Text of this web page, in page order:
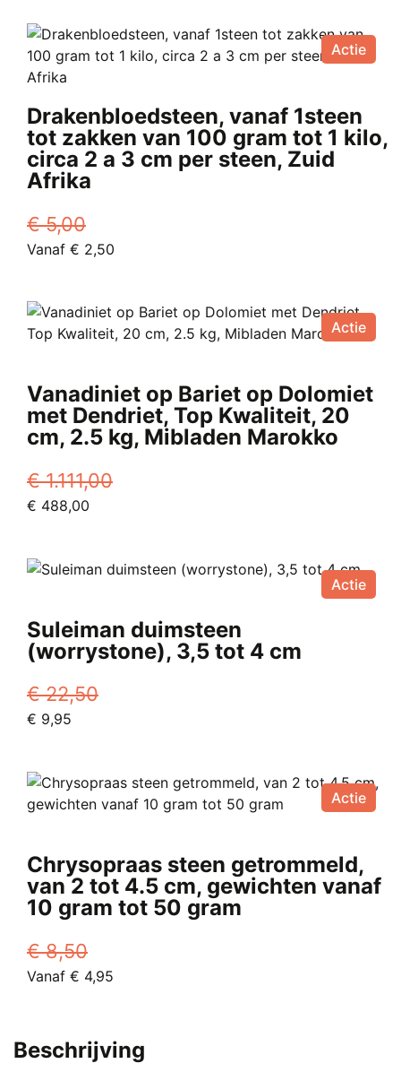
€ 15,00.
Vanaf
€ 7,50.
heeft
meerdere
variaties.
optie
kan
gekozen
worden
de
productpagina
Actie
Drakenbloedsteen, vanaf 1steen
tot zakken van 100 gram tot 1 kilo,
circa 2 a 3 cm per steen, Zuid
Afrika
€5,00
Oorspronkelijke
€ 5,00.
Vanaf € 2,50
Vanaf
€ 2,50.
heeft
meerdere
optie
kan
gekozen
op
de
Actie
Vanadiniet op Bariet op Dolomiet
met Dendriet, Top Kwaliteit, 20
cm, 2.5 kg, Mibladen Marokko
€1.111,00
Oorspronkelijke
€ 1.111,00.
€ 488,00
€ 488,00.
Actie
Suleiman duimsteen
(worrystone), 3,5 tot 4 cm
€22,50
Oorspronkelijke
€ 22,50.
€ 9,95
€ 9,95.
Actie
Chrysopraas steen getrommeld,
van 2 tot 4.5 cm, gewichten vanaf
10 gram tot 50 gram
€8,50
Oorspronkelijke
€ 8,50.
Vanaf € 4,95
Vanaf
€ 4,95.
heeft
meerdere
Beschrijving